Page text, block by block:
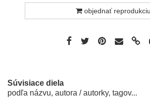
objednať reprodukciu
Súvisiace diela
podľa názvu, autora / autorky, tagov...